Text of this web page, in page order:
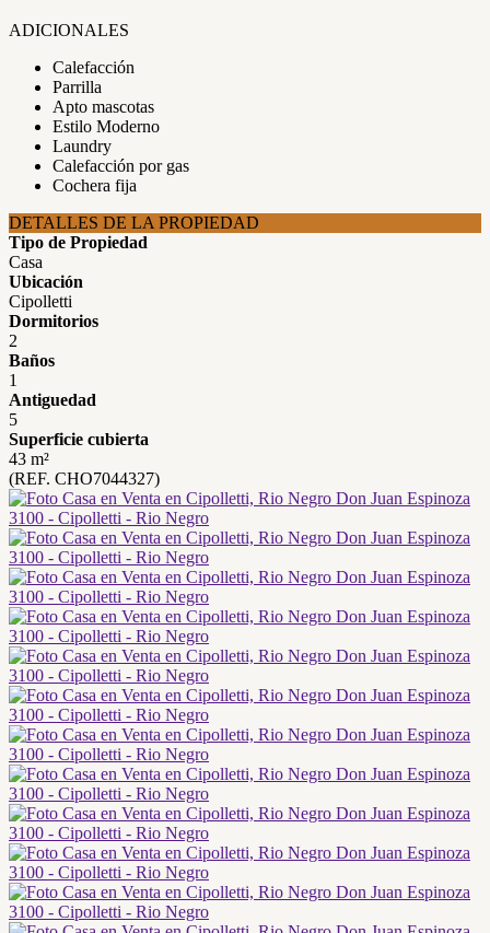
ADICIONALES
Calefacción
Parrilla
Apto mascotas
Estilo Moderno
Laundry
Calefacción por gas
Cochera fija
DETALLES DE LA PROPIEDAD
Tipo de Propiedad
Casa
Ubicación
Cipolletti
Dormitorios
2
Baños
1
Antiguedad
5
Superficie cubierta
43 m²
(REF. CHO7044327)